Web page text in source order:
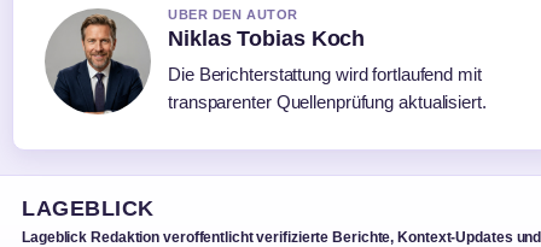
UBER DEN AUTOR
Niklas Tobias Koch
Die Berichterstattung wird fortlaufend mit
transparenter Quellenprüfung aktualisiert.
LAGEBLICK
Lageblick Redaktion veroffentlicht verifizierte Berichte, Kontext-Updates und